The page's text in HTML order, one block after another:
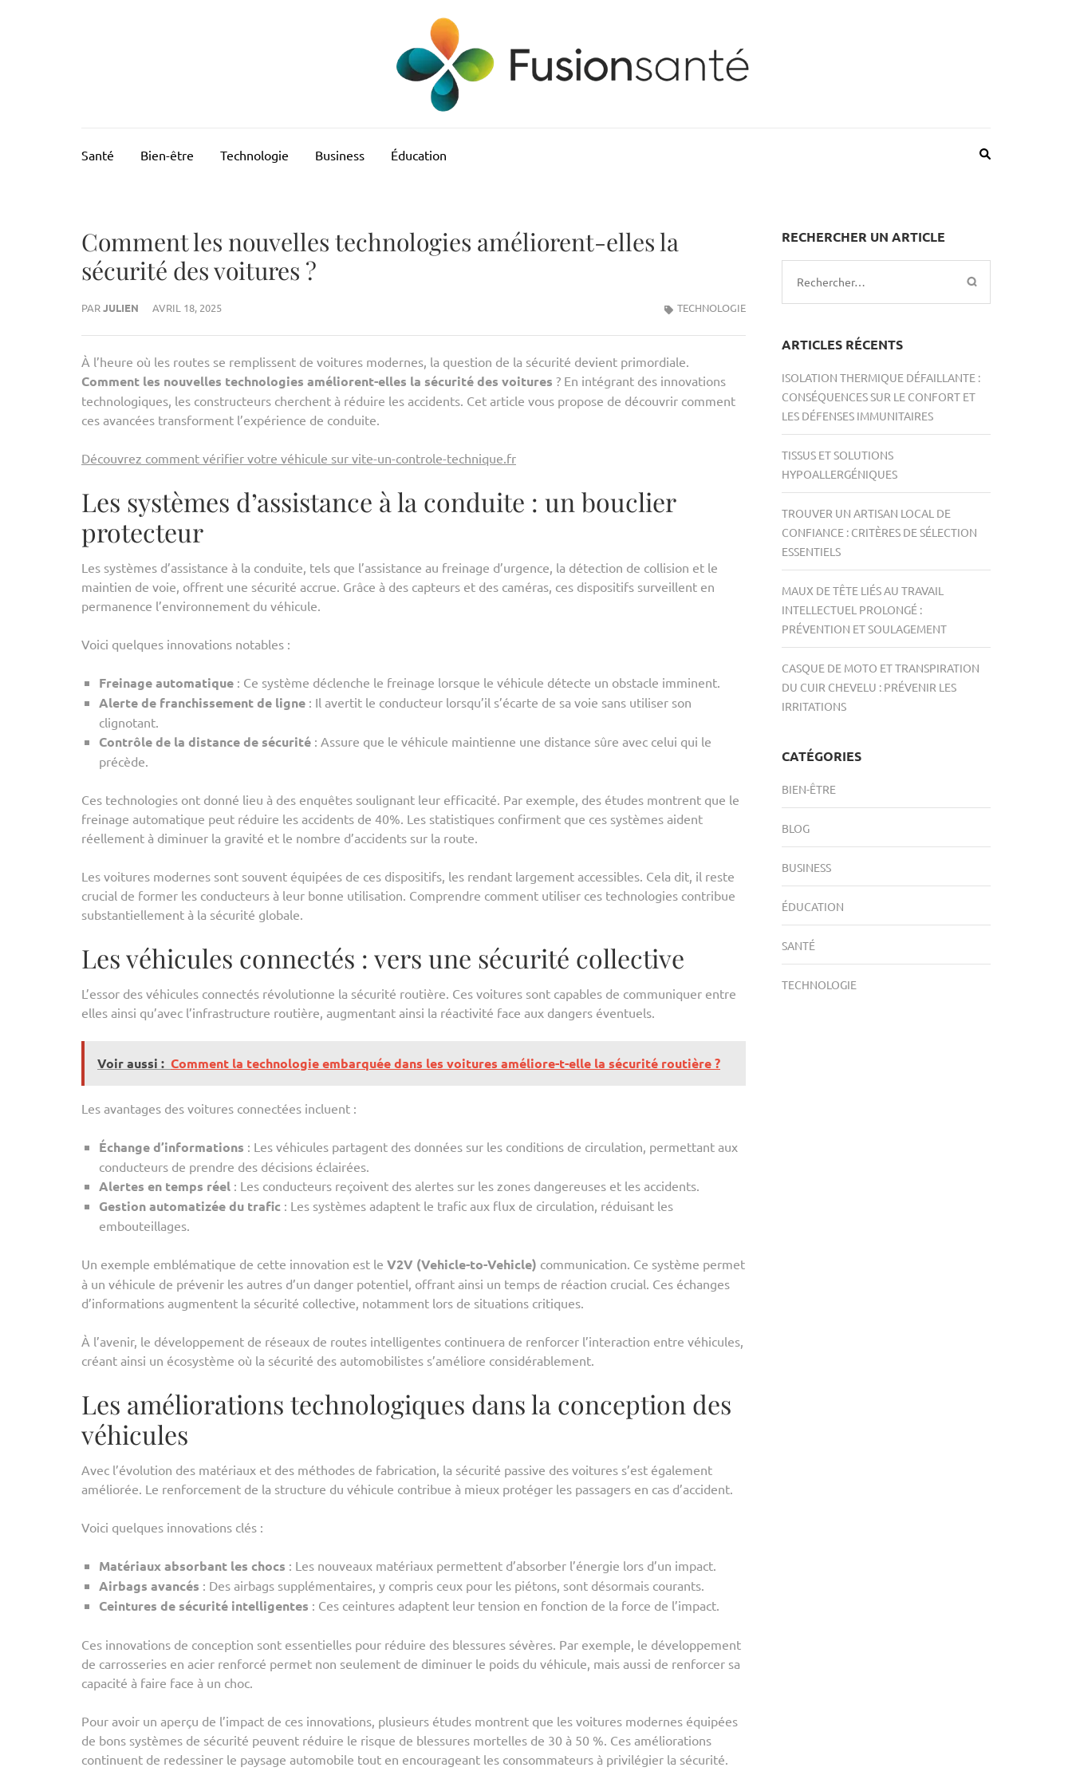
Santé Bien-être Technologie Business Éducation
Comment les nouvelles technologies améliorent-elles la
sécurité des voitures ?
PARJULIEN AVRIL 18, 2025 TECHNOLOGIE
À l’heure où les routes se remplissent de voitures modernes, la question de la sécurité devient primordiale.
Comment les nouvelles technologies améliorent-elles la sécurité des voitures ? En intégrant des innovations
technologiques, les constructeurs cherchent à réduire les accidents. Cet article vous propose de découvrir comment
ces avancées transforment l’expérience de conduite.
Découvrez comment vérifier votre véhicule sur vite-un-controle-technique.fr
Les systèmes d’assistance à la conduite : un bouclier
protecteur
Les systèmes d’assistance à la conduite, tels que l’assistance au freinage d’urgence, la détection de collision et le
maintien de voie, offrent une sécurité accrue. Grâce à des capteurs et des caméras, ces dispositifs surveillent en
permanence l’environnement du véhicule.
Voici quelques innovations notables :
Freinage automatique : Ce système déclenche le freinage lorsque le véhicule détecte un obstacle imminent.
Alerte de franchissement de ligne : Il avertit le conducteur lorsqu’il s’écarte de sa voie sans utiliser son
clignotant.
Contrôle de la distance de sécurité : Assure que le véhicule maintienne une distance sûre avec celui qui le
précède.
Ces technologies ont donné lieu à des enquêtes soulignant leur efficacité. Par exemple, des études montrent que le
freinage automatique peut réduire les accidents de 40%. Les statistiques confirment que ces systèmes aident
réellement à diminuer la gravité et le nombre d’accidents sur la route.
Les voitures modernes sont souvent équipées de ces dispositifs, les rendant largement accessibles. Cela dit, il reste
crucial de former les conducteurs à leur bonne utilisation. Comprendre comment utiliser ces technologies contribue
substantiellement à la sécurité globale.
Les véhicules connectés : vers une sécurité collective
L’essor des véhicules connectés révolutionne la sécurité routière. Ces voitures sont capables de communiquer entre
elles ainsi qu’avec l’infrastructure routière, augmentant ainsi la réactivité face aux dangers éventuels.
Voir aussi : Comment la technologie embarquée dans les voitures améliore-t-elle la sécurité routière ?
Les avantages des voitures connectées incluent :
Échange d’informations : Les véhicules partagent des données sur les conditions de circulation, permettant aux
conducteurs de prendre des décisions éclairées.
Alertes en temps réel : Les conducteurs reçoivent des alertes sur les zones dangereuses et les accidents.
Gestion automatizée du trafic : Les systèmes adaptent le trafic aux flux de circulation, réduisant les
embouteillages.
Un exemple emblématique de cette innovation est le V2V (Vehicle-to-Vehicle) communication. Ce système permet
à un véhicule de prévenir les autres d’un danger potentiel, offrant ainsi un temps de réaction crucial. Ces échanges
d’informations augmentent la sécurité collective, notamment lors de situations critiques.
À l’avenir, le développement de réseaux de routes intelligentes continuera de renforcer l’interaction entre véhicules,
créant ainsi un écosystème où la sécurité des automobilistes s’améliore considérablement.
Les améliorations technologiques dans la conception des
véhicules
Avec l’évolution des matériaux et des méthodes de fabrication, la sécurité passive des voitures s’est également
améliorée. Le renforcement de la structure du véhicule contribue à mieux protéger les passagers en cas d’accident.
Voici quelques innovations clés :
Matériaux absorbant les chocs : Les nouveaux matériaux permettent d’absorber l’énergie lors d’un impact.
Airbags avancés : Des airbags supplémentaires, y compris ceux pour les piétons, sont désormais courants.
Ceintures de sécurité intelligentes : Ces ceintures adaptent leur tension en fonction de la force de l’impact.
Ces innovations de conception sont essentielles pour réduire des blessures sévères. Par exemple, le développement
de carrosseries en acier renforcé permet non seulement de diminuer le poids du véhicule, mais aussi de renforcer sa
capacité à faire face à un choc.
Pour avoir un aperçu de l’impact de ces innovations, plusieurs études montrent que les voitures modernes équipées
de bons systèmes de sécurité peuvent réduire le risque de blessures mortelles de 30 à 50 %. Ces améliorations
continuent de redessiner le paysage automobile tout en encourageant les consommateurs à privilégier la sécurité.
RECHERCHER UN ARTICLE
Rechercher :
ARTICLES RÉCENTS
ISOLATION THERMIQUE DÉFAILLANTE :
CONSÉQUENCES SUR LE CONFORT ET
LES DÉFENSES IMMUNITAIRES
TISSUS ET SOLUTIONS
HYPOALLERGÉNIQUES
TROUVER UN ARTISAN LOCAL DE
CONFIANCE : CRITÈRES DE SÉLECTION
ESSENTIELS
MAUX DE TÊTE LIÉS AU TRAVAIL
INTELLECTUEL PROLONGÉ :
PRÉVENTION ET SOULAGEMENT
CASQUE DE MOTO ET TRANSPIRATION
DU CUIR CHEVELU : PRÉVENIR LES
IRRITATIONS
CATÉGORIES
BIEN-ÊTRE
BLOG
BUSINESS
ÉDUCATION
SANTÉ
TECHNOLOGIE